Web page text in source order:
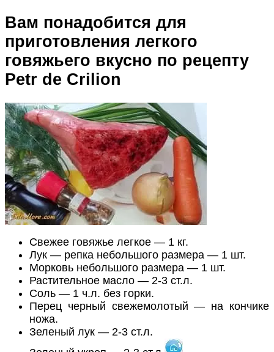
Вам понадобится для
приготовления легкого
говяжьего вкусно по рецепту
Petr de Crilion
Свежее говяжье легкое — 1 кг.
Лук — репка небольшого размера — 1 шт.
Морковь небольшого размера — 1 шт.
Растительное масло — 2-3 ст.л.
Соль — 1 ч.л. без горки.
Перец черный свежемолотый — на кончике
ножа.
Зеленый лук — 2-3 ст.л.